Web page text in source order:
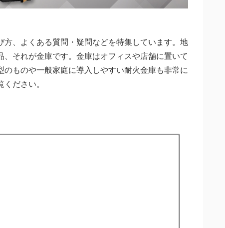
、よくある質問・疑問などを特集しています。地
それが金庫です。金庫はオフィスや店舗に置いて
ものや一般家庭に導入しやすい耐火金庫も非常に
ださい。